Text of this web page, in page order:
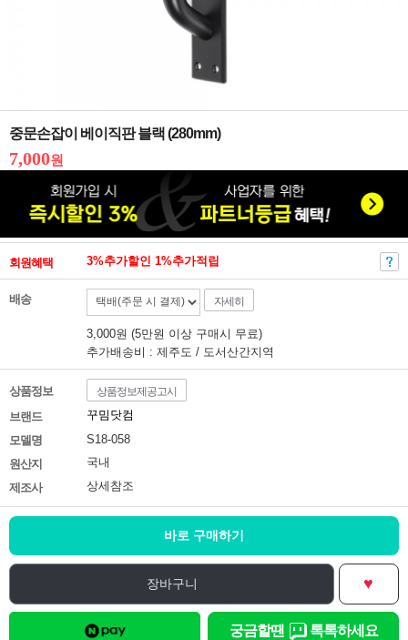
중문손잡이 베이직판 블랙 (280mm)
7,000원
회원혜택 3%추가할인 1%추가적립
배송 자세히
3,000원 (5만원 이상 구매시 무료)
추가배송비 : 제주도 / 도서산간지역
상품정보 상품정보제공고시
브랜드
꾸밈닷컴
모델명
S18-058
원산지
국내
제조사
상세참조
바로 구매하기
장바구니 ♥
궁금할땐 톡톡하세요